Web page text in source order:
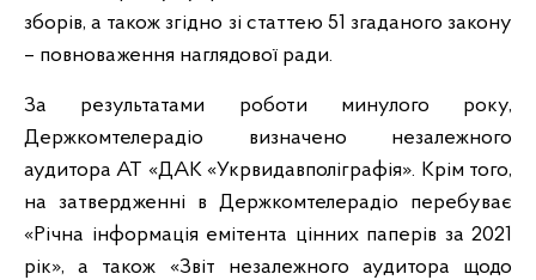
зборів, а також згідно зі статтею 51 згаданого закону
– повноваження наглядової ради.
За результатами роботи минулого року,
Держкомтелерадіо визначено незалежного
аудитора АТ «ДАК «Укрвидавполіграфія». Крім того,
на затвердженні в Держкомтелерадіо перебуває
«Річна інформація емітента цінних паперів за 2021
рік», а також «Звіт незалежного аудитора щодо